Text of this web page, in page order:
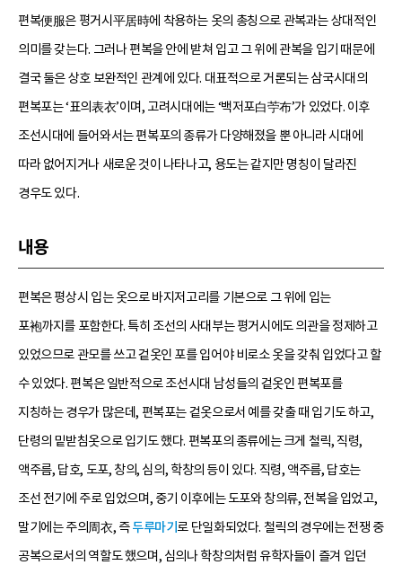
편복便服은 평거시平居時에 착용하는 옷의 총칭으로 관복과는 상대적인
의미를 갖는다. 그러나 편복을 안에 받쳐 입고 그 위에 관복을 입기 때문에
결국 둘은 상호 보완적인 관계에 있다. 대표적으로 거론되는 삼국시대의
편복포는 ‘표의表衣’이며, 고려시대에는 ‘백저포白苧布’가 있었다. 이후
조선시대에 들어와서는 편복포의 종류가 다양해졌을 뿐 아니라 시대에
따라 없어지거나 새로운 것이 나타나고, 용도는 같지만 명칭이 달라진
경우도 있다.
내용
편복은 평상시 입는 옷으로 바지저고리를 기본으로 그 위에 입는
포袍까지를 포함한다. 특히 조선의 사대부는 평거시에도 의관을 정제하고
있었으므로 관모를 쓰고 겉옷인 포를 입어야 비로소 옷을 갖춰 입었다고 할
수 있었다. 편복은 일반적으로 조선시대 남성들의 겉옷인 편복포를
지칭하는 경우가 많은데, 편복포는 겉옷으로서 예를 갖출 때 입기도 하고,
단령의 밑받침옷으로 입기도 했다. 편복포의 종류에는 크게 철릭, 직령,
액주름, 답호, 도포, 창의, 심의, 학창의 등이 있다. 직령, 액주름, 답호는
조선 전기에 주로 입었으며, 중기 이후에는 도포와 창의류, 전복을 입었고,
말기에는 주의周衣, 즉두루마기 로 단일화되었다. 철릭의 경우에는 전쟁 중
공복으로서의 역할도 했으며, 심의나 학창의처럼 유학자들이 즐겨 입던